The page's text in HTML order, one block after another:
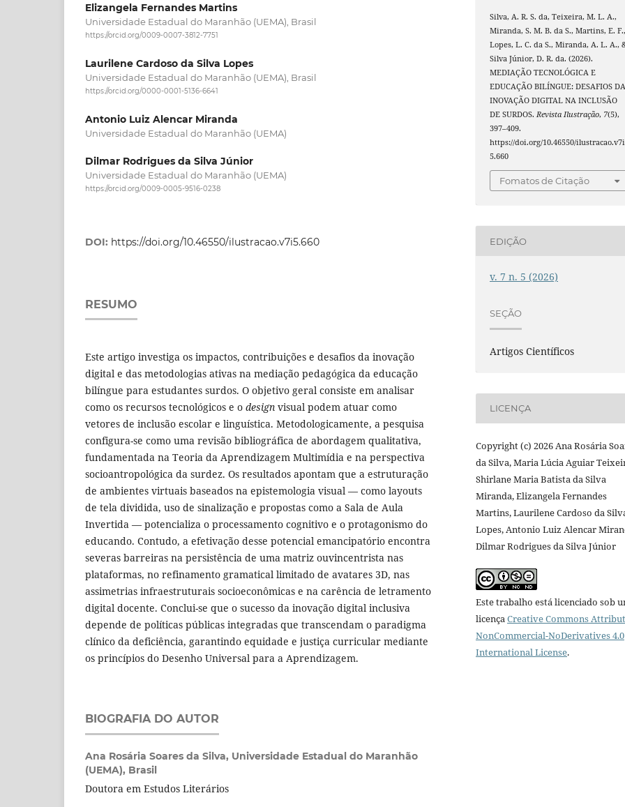
Elizangela Fernandes Martins
Universidade Estadual do Maranhão (UEMA), Brasil
https://orcid.org/0009-0007-3812-7751
Laurilene Cardoso da Silva Lopes
Universidade Estadual do Maranhão (UEMA), Brasil
https://orcid.org/0000-0001-5136-6641
Antonio Luiz Alencar Miranda
Universidade Estadual do Maranhão (UEMA)
Dilmar Rodrigues da Silva Júnior
Universidade Estadual do Maranhão (UEMA)
https://orcid.org/0009-0005-9516-0238
DOI: https://doi.org/10.46550/ilustracao.v7i5.660
RESUMO
Este artigo investiga os impactos, contribuições e desafios da inovação
digital e das metodologias ativas na mediação pedagógica da educação
bilíngue para estudantes surdos. O objetivo geral consiste em analisar
como os recursos tecnológicos e o design visual podem atuar como
vetores de inclusão escolar e linguística. Metodologicamente, a pesquisa
configura-se como uma revisão bibliográfica de abordagem qualitativa,
fundamentada na Teoria da Aprendizagem Multimídia e na perspectiva
socioantropológica da surdez. Os resultados apontam que a estruturação
de ambientes virtuais baseados na epistemologia visual — como layouts
de tela dividida, uso de sinalização e propostas como a Sala de Aula
Invertida — potencializa o processamento cognitivo e o protagonismo do
educando. Contudo, a efetivação desse potencial emancipatório encontra
severas barreiras na persistência de uma matriz ouvincentrista nas
plataformas, no refinamento gramatical limitado de avatares 3D, nas
assimetrias infraestruturais socioeconômicas e na carência de letramento
digital docente. Conclui-se que o sucesso da inovação digital inclusiva
depende de políticas públicas integradas que transcendam o paradigma
clínico da deficiência, garantindo equidade e justiça curricular mediante
os princípios do Desenho Universal para a Aprendizagem.
BIOGRAFIA DO AUTOR
Ana Rosária Soares da Silva, Universidade Estadual do Maranhão
(UEMA), Brasil
Doutora em Estudos Literários
Silva, A. R. S. da, Teixeira, M. L. A.,
Miranda, S. M. B. da S., Martins, E. F.,
Lopes, L. C. da S., Miranda, A. L. A.,
Silva Júnior, D. R. da. (2026).
MEDIAÇÃO TECNOLÓGICA E
EDUCAÇÃO BILÍNGUE: DESAFIOS DA
INOVAÇÃO DIGITAL NA INCLUSÃO
DE SURDOS.Revista Ilustração, 7(5),
397–409.
https://doi.org/10.46550/ilustracao.v7i
5.660
Fomatos de Citação
EDIÇÃO
v. 7 n. 5 (2026)
SEÇÃO
Artigos Científicos
LICENÇA
Copyright (c) 2026 Ana Rosária
da Silva, Maria Lúcia Aguiar
Shirlane Maria Batista da Silva
Miranda, Elizangela Fernandes
Martins, Laurilene Cardoso da
Lopes, Antonio Luiz Alencar
Dilmar Rodrigues da Silva Júnior
Este trabalho está licenciado sob
licença Creative Commons
NonCommercial-NoDerivatives 4.0
International License.